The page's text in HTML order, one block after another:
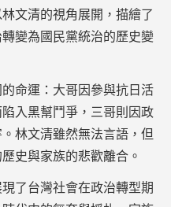
文清的視角展開，描繪了
變為國民黨統治的歷史變
命運：大哥因參與抗日活
入黑幫鬥爭，三哥則因政
林文清雖然無法言語，但
史與家族的悲歡離合。
了台灣社會在政治轉型期